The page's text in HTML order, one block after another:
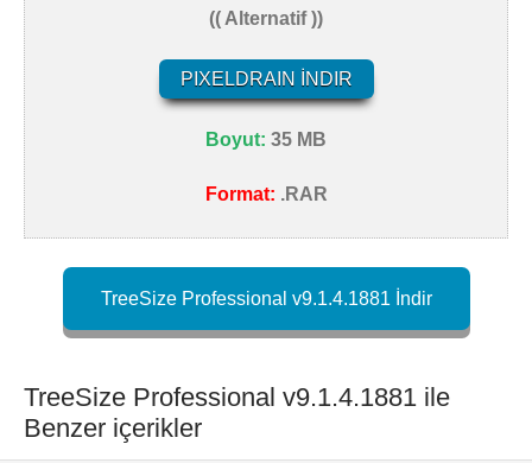
(( Alternatif ))
PIXELDRAIN İNDIR
Boyut: 35 MB
Format: .RAR
TreeSize Professional v9.1.4.1881 İndir
TreeSize Professional v9.1.4.1881 ile
Benzer içerikler